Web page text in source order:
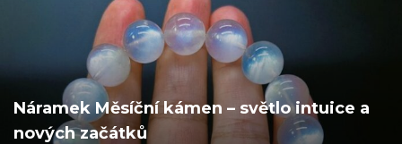
Náramek Měsíční kámen – světlo intuice a
nových začátků